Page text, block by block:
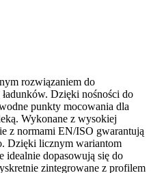
rozwiązaniem do
Dzięki nośności do
punkty mocowania dla
Wykonane z wysokiej
z normami EN/ISO gwarantują
Dzięki licznym wariantom
dopasowują się do
zintegrowane z profilem